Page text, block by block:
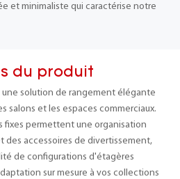
et minimaliste qui caractérise notre
du produit
solution de rangement élégante
salons et les espaces commerciaux.
fixes permettent une organisation
des accessoires de divertissement,
de configurations d'étagères
sur mesure à vos collections